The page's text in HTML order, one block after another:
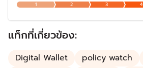
รัฐบาลอาจกระตุ้นด้วยมาตรการ "ลดหย่
บัญโดยตรง" หรือ ออกเงินให้บางส่วน
1 2 3 4
แท็กที่เกี่ยวข้อง:
Digital Wallet policy watch